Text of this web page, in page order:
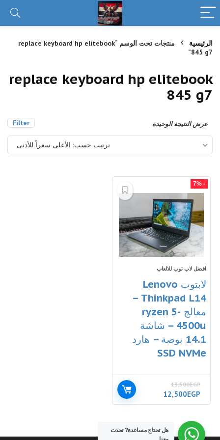
الرئيسية
منتجات تحت الوسم “replace keyboard hp elitebook
845 g7”
replace keyboard hp elitebook
845 g7
Filter عرض النتيجة الوحيدة
ترتيب حسب: الأعلى سعراً للأدنى
- 7%
افضل لاب توب للالعاب
لابتوب Lenovo
Thinkpad L14 –
معالج ryzen 5-
4500u – شاشة
14.1 بوصة – هارد
SSD NVMe
13,500EGP
السعر
الأصلي
13,500EGP.
12,500EGP
الحالي
هل تحتاج مساعدة?تحدث